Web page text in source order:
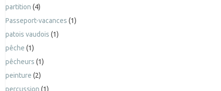
partition (4)
Passeport-vacances (1)
patois vaudois (1)
pêche (1)
pêcheurs (1)
peinture (2)
percussion (1)